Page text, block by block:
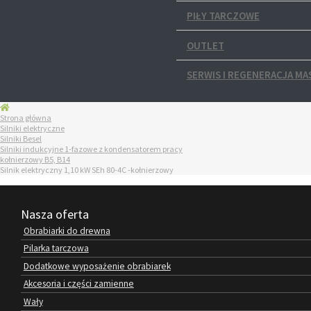
PIŁY TARCZOWE
OUTLET
SERWIS I REGENERACJA
Strona główna
Silniki elektryczne
Silniki Besel
Silniki indukcyjne 1-fazowe z kondensatorem pracy
kołnierzowy B5, B14
Silnik elektryczny 1,10 kW SEh 80-4C -kołnierzowy
Nasza oferta
Obrabiarki do drewna
Pilarka tarczowa
Dodatkowe wyposażenie obrabiarek
Akcesoria i części zamienne
Wały